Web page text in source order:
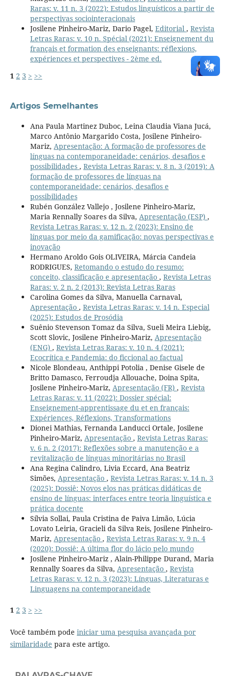
Raras: v. 11 n. 3 (2022): Estudos linguísticos a partir de
perspectivas sociointeracionais
Josilene Pinheiro-Mariz, Dario Pagel, Editorial , Revista
Letras Raras: v. 10 n. Spécial (2021): Enseignement du
français et formation des enseignants: réflexions,
expériences et perspectives - 2ème ed.
1 2 3 > >>
Artigos Semelhantes
Ana Paula Martinez Duboc, Leina Claudia Viana Jucá,
Marco Antônio Margarido Costa, Josilene Pinheiro-
Mariz, Apresentação: A formação de professores de
línguas na contemporaneidade: cenários, desafios e
possibilidades , Revista Letras Raras: v. 8 n. 3 (2019): A
formação de professores de línguas na
contemporaneidade: cenários, desafios e
possibilidades
Rubén González Vallejo , Josilene Pinheiro-Mariz,
Maria Rennally Soares da Silva, Apresentação (ESP) ,
Revista Letras Raras: v. 12 n. 2 (2023): Ensino de
línguas por meio da gamificação: novas perspectivas e
inovação
Hermano Aroldo Gois OLIVEIRA, Márcia Candeia
RODRIGUES, Retomando o estudo do resumo:
conceito, classificação e apresentação , Revista Letras
Raras: v. 2 n. 2 (2013): Revista Letras Raras
Carolina Gomes da Silva, Manuella Carnaval,
Apresentação , Revista Letras Raras: v. 14 n. Especial
(2025): Estudos de Prosódia
Suênio Stevenson Tomaz da Silva, Sueli Meira Liebig,
Scott Slovic, Josilene Pinheiro-Mariz, Apresentação
(ENG) , Revista Letras Raras: v. 10 n. 4 (2021):
Ecocrítica e Pandemia: do ficcional ao factual
Nicole Blondeau, Anthippi Potolia , Denise Gisele de
Britto Damasco, Ferroudja Allouache, Doina Spita,
Josilene Pinheiro-Mariz, Apresentação (FR) , Revista
Letras Raras: v. 11 (2022): Dossier spécial:
Enseignement-apprentissage du et en français:
Expériences, Réflexions, Transformations
Dionei Mathias, Fernanda Landucci Ortale, Josilene
Pinheiro-Mariz, Apresentação , Revista Letras Raras:
v. 6 n. 2 (2017): Reflexões sobre a manutenção e a
revitalização de línguas minoritárias no Brasil
Ana Regina Calindro, Livia Eccard, Ana Beatriz
Simões, Apresentação , Revista Letras Raras: v. 14 n. 3
(2025): Dossiê: Novos elos nas práticas didáticas de
ensino de línguas: interfaces entre teoria linguística e
prática docente
Sílvia Sollai, Paula Cristina de Paiva Limão, Lúcia
Lovato Leiria, Gracieli da Silva Reis, Josilene Pinheiro-
Mariz, Apresentação , Revista Letras Raras: v. 9 n. 4
(2020): Dossiê: A última flor do lácio pelo mundo
Josilene Pinheiro-Mariz , Alain-Philippe Durand, Maria
Rennally Soares da Silva, Apresentação , Revista
Letras Raras: v. 12 n. 3 (2023): Línguas, Literaturas e
Linguagens na contemporaneidade
1 2 3 > >>
Você também pode iniciar uma pesquisa avançada por
similaridade para este artigo.